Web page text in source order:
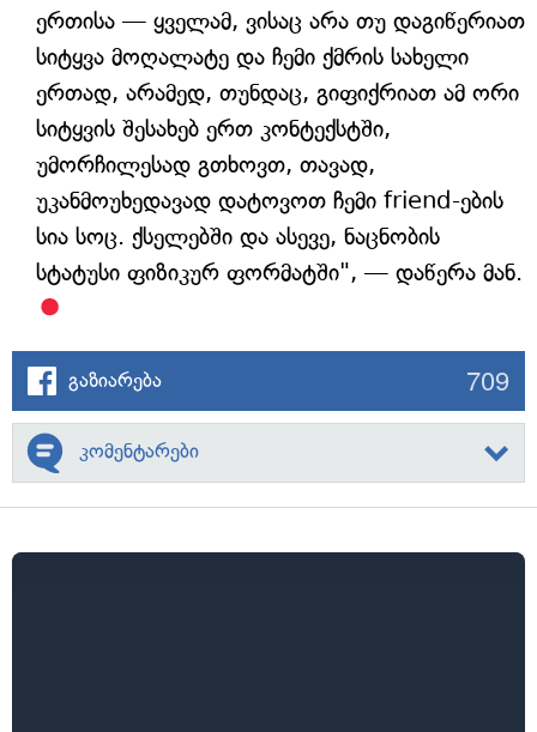
ერთისა — ყველამ, ვისაც არა თუ დაგიწერიათ
სიტყვა მოღალატე და ჩემი ქმრის სახელი
ერთად, არამედ, თუნდაც, გიფიქრიათ ამ ორი
სიტყვის შესახებ ერთ კონტექსტში,
უმორჩილესად გთხოვთ, თავად,
უკანმოუხედავად დატოვოთ ჩემი friend-ების
სია სოც. ქსელებში და ასევე, ნაცნობის
სტატუსი ფიზიკურ ფორმატში", — დაწერა მან.
გაზიარება 709
კომენტარები